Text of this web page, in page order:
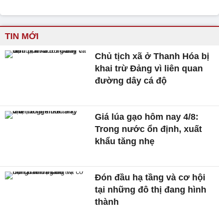
TIN MỚI
Chủ tịch xã ở Thanh Hóa bị
khai trừ Đảng vì liên quan
đường dây cá độ
Giá lúa gạo hôm nay 4/8:
Trong nước ổn định, xuất
khẩu tăng nhẹ
Đón đầu hạ tầng và cơ hội
tại những đô thị đang hình
thành